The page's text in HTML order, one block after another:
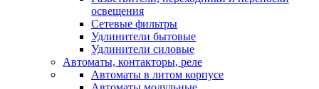
освещения
Сетевые фильтры
Удлинители бытовые
Удлинители силовые
Автоматы, контакторы, реле
Автоматы в литом корпусе